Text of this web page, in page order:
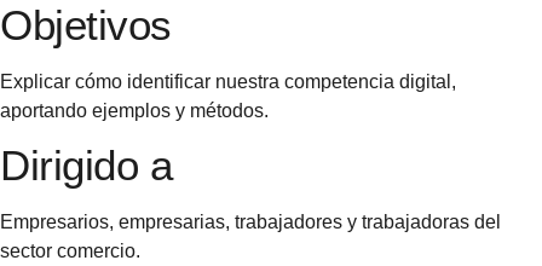
Objetivos
Explicar cómo identificar nuestra competencia digital,
aportando ejemplos y métodos.
Dirigido a
Empresarios, empresarias, trabajadores y trabajadoras del
sector comercio.